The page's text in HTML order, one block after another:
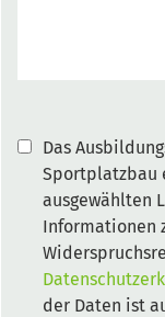
Das
Sportplatzbau
ausgewählten
Informationen
der Daten ist